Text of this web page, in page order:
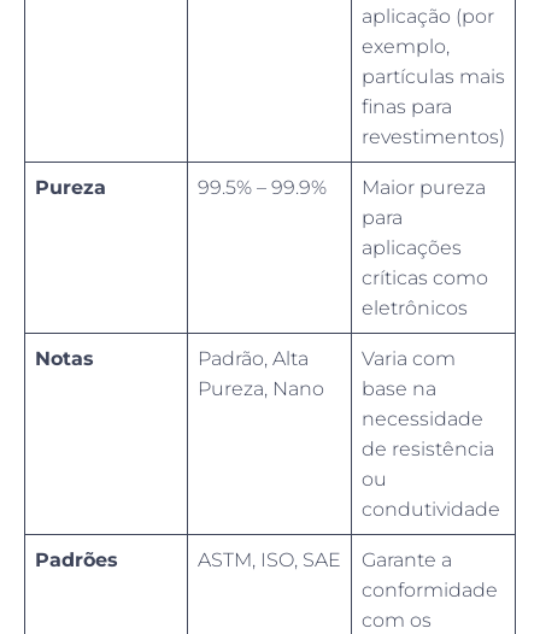
aplicação (por
exemplo,
partículas mais
finas para
revestimentos)
Pureza 99.5% – 99.9%
Maior pureza
para
aplicações
críticas como
eletrônicos
Notas
Padrão, Alta
Pureza, Nano
Varia com
base na
necessidade
de resistência
ou
condutividade
Padrões ASTM, ISO, SAE
Garante a
conformidade
com os